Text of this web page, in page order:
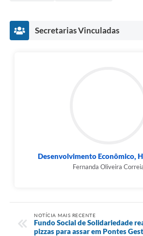
Secretarias Vinculadas
Desenvolvimento Econômico,
Fernanda Oliveira
NOTÍCIA MAIS RECENTE
Fundo Social de Solidariedade
pizzas para assar em Pontes